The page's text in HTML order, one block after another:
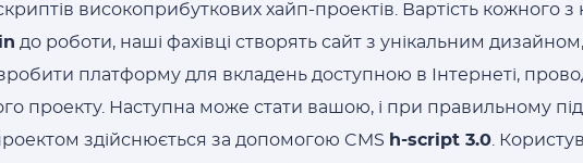
високоприбуткових хайп-проектів. Вартість кожного з
до роботи, наші фахівці створять сайт з унікальним
платформу для вкладень доступною в Інтернеті,
проекту. Наступна може стати вашою, і при правильному
здійснюється за допомогою CMS h-script 3.0 .